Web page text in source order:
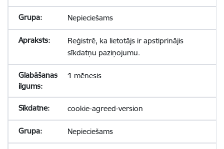
Nepieciešams
Reģistrē, ka lietotājs ir apstiprinājis
sīkdatņu paziņojumu.
1 mēnesis
cookie-agreed-version
Nepieciešams